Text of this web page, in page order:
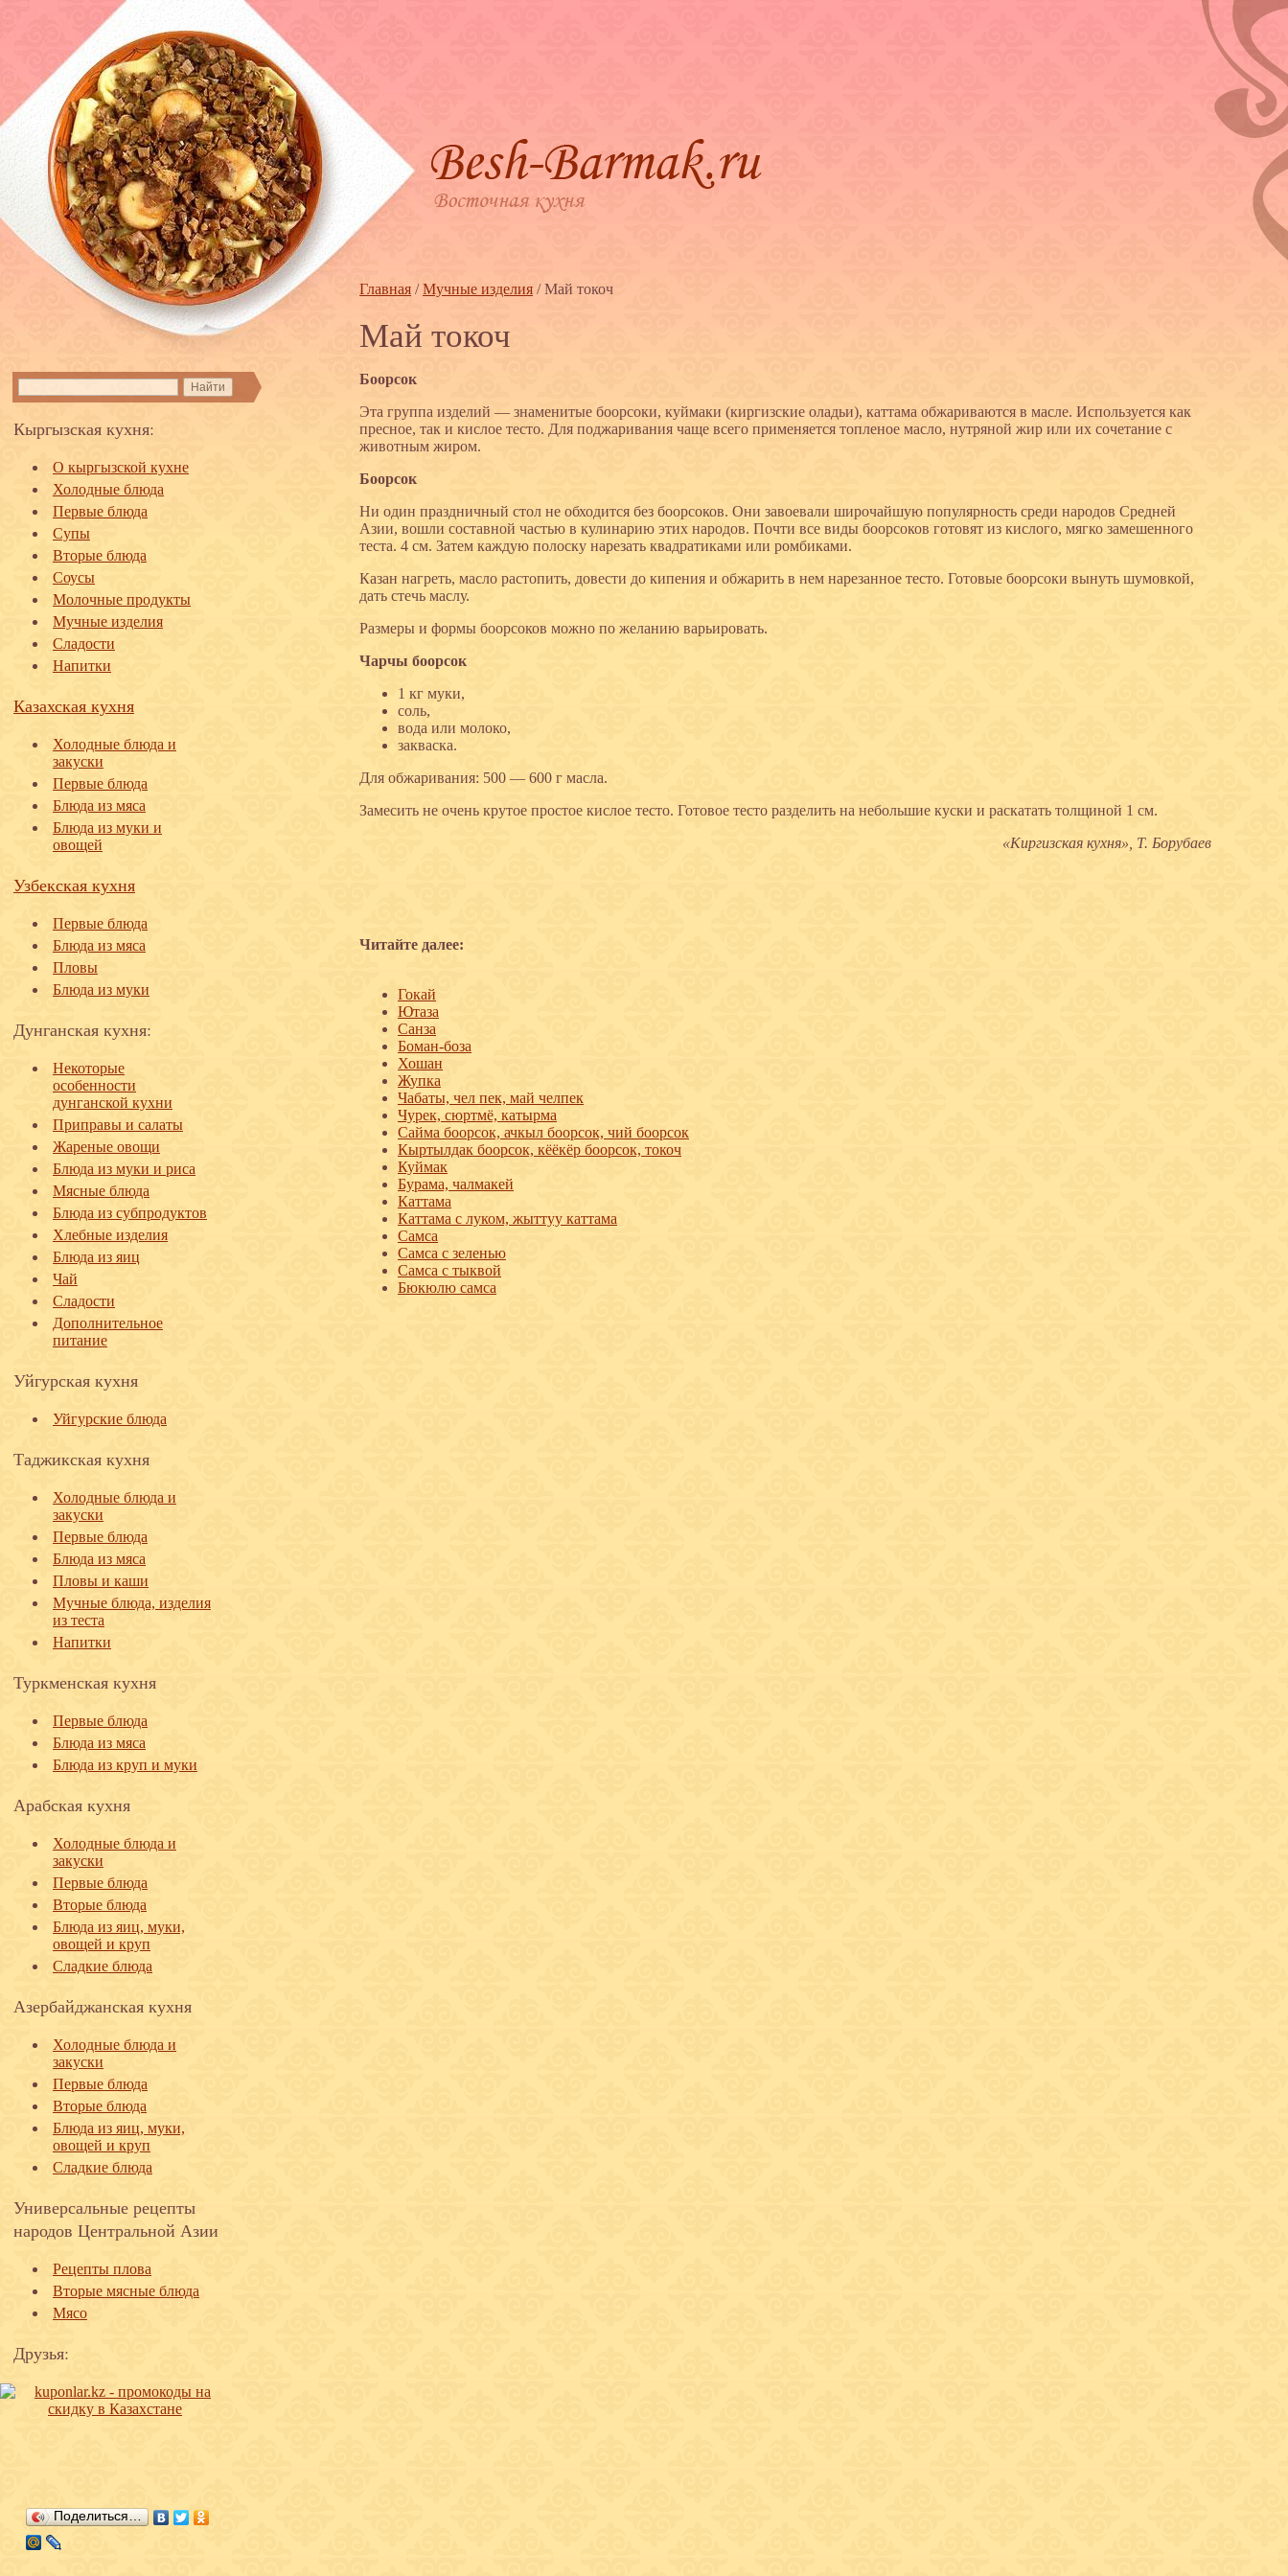
Кыргызская кухня:
О кыргызской кухне
Холодные блюда
Первые блюда
Супы
Вторые блюда
Соусы
Молочные продукты
Мучные изделия
Сладости
Напитки
Казахская кухня
Холодные блюда и
закуски
Первые блюда
Блюда из мяса
Блюда из муки и
овощей
Узбекская кухня
Первые блюда
Блюда из мяса
Пловы
Блюда из муки
Дунганская кухня:
Некоторые
особенности
дунганской кухни
Приправы и салаты
Жареные овощи
Блюда из муки и риса
Мясные блюда
Блюда из субпродуктов
Хлебные изделия
Блюда из яиц
Чай
Сладости
Дополнительное
питание
Уйгурская кухня
Уйгурские блюда
Таджикская кухня
Холодные блюда и
закуски
Первые блюда
Блюда из мяса
Пловы и каши
Мучные блюда, изделия
из теста
Напитки
Туркменская кухня
Первые блюда
Блюда из мяса
Блюда из круп и муки
Арабская кухня
Холодные блюда и
закуски
Первые блюда
Вторые блюда
Блюда из яиц, муки,
овощей и круп
Сладкие блюда
Азербайджанская кухня
Холодные блюда и
закуски
Первые блюда
Вторые блюда
Блюда из яиц, муки,
овощей и круп
Сладкие блюда
Универсальные рецепты
народов Центральной Азии
Рецепты плова
Вторые мясные блюда
Мясо
Друзья:
Поделиться…
Главная /Мучные изделия /Май токоч
Май токоч
Боорсок
Эта группа изделий — знаменитые боорсоки, куймаки (киргизские оладьи), каттама обжариваются в масле. Используется как
пресное, так и кислое тесто. Для поджаривания чаще всего применяется топленое масло, нутряной жир или их сочетание с
животным жиром.
Боорсок
Ни один праздничный стол не обходится без боорсоков. Они завоевали широчайшую популярность среди народов Средней
Азии, вошли составной частью в кулинарию этих народов. Почти все виды боорсоков готовят из кислого, мягко замешенного
теста. 4 см. Затем каждую полоску нарезать квадратиками или ромбиками.
Казан нагреть, масло растопить, довести до кипения и обжарить в нем нарезанное тесто. Готовые боорсоки вынуть шумовкой,
дать стечь маслу.
Размеры и формы боорсоков можно по желанию варьировать.
Чарчы боорсок
1 кг муки,
соль,
вода или молоко,
закваска.
Для обжаривания: 500 — 600 г масла.
Замесить не очень крутое простое кислое тесто. Готовое тесто разделить на небольшие куски и раскатать толщиной 1 см.
«Киргизская кухня», Т. Борубаев
Читайте далее:
Гокай
Ютаза
Санза
Боман-боза
Хошан
Жупка
Чабаты, чел пек, май челпек
Чурек, сюртмё, катырма
Сайма боорсок, ачкыл боорсок, чий боорсок
Кыртылдак боорсок, кёёкёр боорсок, токоч
Куймак
Бурама, чалмакей
Каттама
Каттама с луком, жыттуу каттама
Самса
Самса с зеленью
Самса с тыквой
Бюкюлю самса